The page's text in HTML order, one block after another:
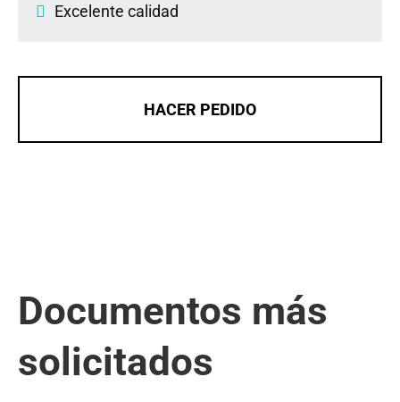
Excelente calidad
HACER PEDIDO
Documentos más
solicitados